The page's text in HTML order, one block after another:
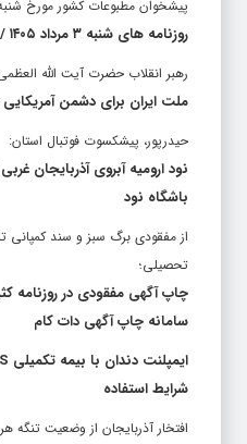
پیشخوان مطبوعات کشور مورخ شنبه ۳ مرداد
روزنامه های شنبه ۳ مرداد ۱۴۰۵ / پیشخوان مطبوعات
رهبر انقلاب حضرت آیت الله
ملت ایران برای دشمن
حیدرپور، پیشکسوت فوتبال استان:
نود ارومیه آبروی آذربایجان
باشگاه نود
از مفقودی برگ سبز و سند
تحصیلی؛
چاپ آگهی مفقودی در روزنامه
سامانه چاپ آگهی دات کام
شرایط استفاده
افتخار آذربایجان از وضعیت تنگه